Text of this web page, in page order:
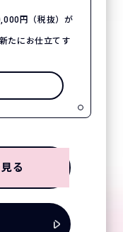
円（税抜）が
たにお仕立てす
る